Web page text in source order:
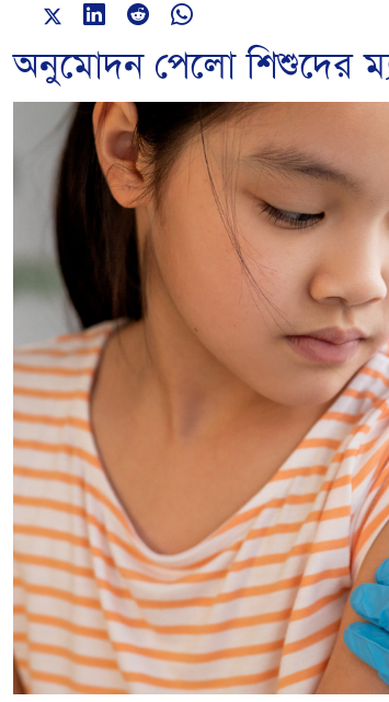
অনুমোদন পেলো শিশুদের